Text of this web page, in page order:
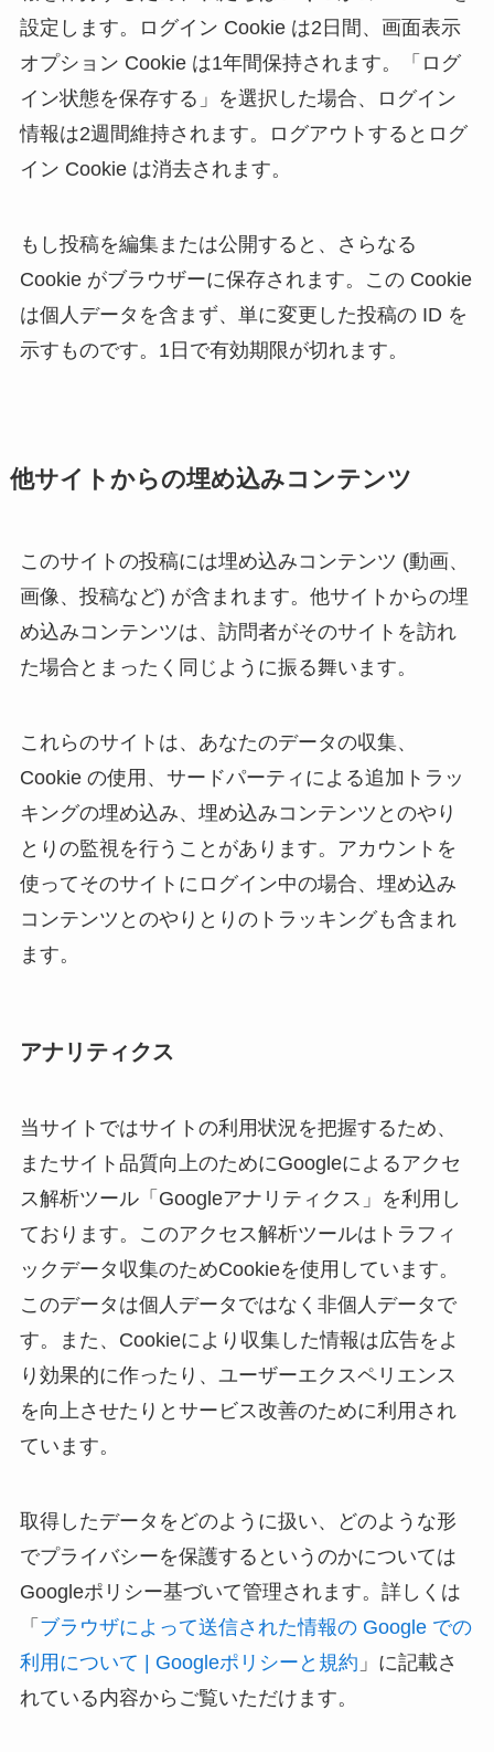
設定します。ログイン Cookie は2日間、画面表示
オプション Cookie は1年間保持されます。「ログ
イン状態を保存する」を選択した場合、ログイン
情報は2週間維持されます。ログアウトするとログ
イン Cookie は消去されます。
もし投稿を編集または公開すると、さらなる
Cookie がブラウザーに保存されます。この Cookie
は個人データを含まず、単に変更した投稿の ID を
示すものです。1日で有効期限が切れます。
他サイトからの埋め込みコンテンツ
このサイトの投稿には埋め込みコンテンツ (動画、
画像、投稿など) が含まれます。他サイトからの埋
め込みコンテンツは、訪問者がそのサイトを訪れ
た場合とまったく同じように振る舞います。
これらのサイトは、あなたのデータの収集、
Cookie の使用、サードパーティによる追加トラッ
キングの埋め込み、埋め込みコンテンツとのやり
とりの監視を行うことがあります。アカウントを
使ってそのサイトにログイン中の場合、埋め込み
コンテンツとのやりとりのトラッキングも含まれ
ます。
アナリティクス
当サイトではサイトの利用状況を把握するため、
またサイト品質向上のためにGoogleによるアクセ
ス解析ツール「Googleアナリティクス」を利用し
ております。このアクセス解析ツールはトラフィ
ックデータ収集のためCookieを使用しています。
このデータは個人データではなく非個人データで
す。また、Cookieにより収集した情報は広告をよ
り効果的に作ったり、ユーザーエクスペリエンス
を向上させたりとサービス改善のために利用され
ています。
取得したデータをどのように扱い、どのような形
でプライバシーを保護するというのかについては
Googleポリシー基づいて管理されます。詳しくは
「 ブラウザによって送信された情報の Google での
利用について | Googleポリシーと規約 」に記載さ
れている内容からご覧いただけます。